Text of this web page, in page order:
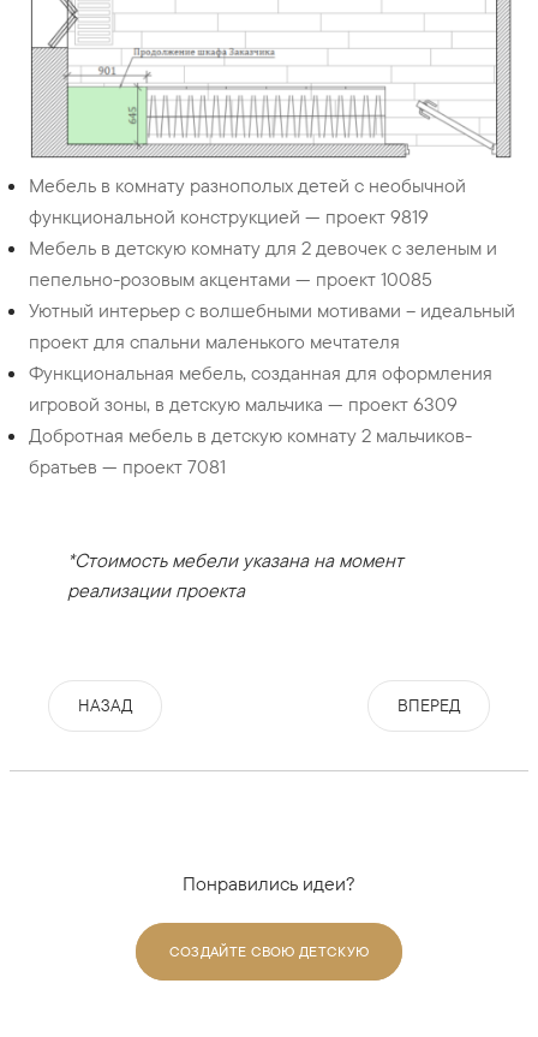
Мебель в комнату разнополых детей с необычной
функциональной конструкцией — проект 9819
Мебель в детскую комнату для 2 девочек с зеленым и
пепельно-розовым акцентами — проект 10085
Уютный интерьер с волшебными мотивами – идеальный
проект для спальни маленького мечтателя
Функциональная мебель, созданная для оформления
игровой зоны, в детскую мальчика — проект 6309
Добротная мебель в детскую комнату 2 мальчиков-
братьев — проект 7081
*Стоимость мебели указана на момент
реализации проекта
НАЗАД ВПЕРЕД
Понравились идеи?
СОЗДАЙТЕ СВОЮ ДЕТСКУЮ